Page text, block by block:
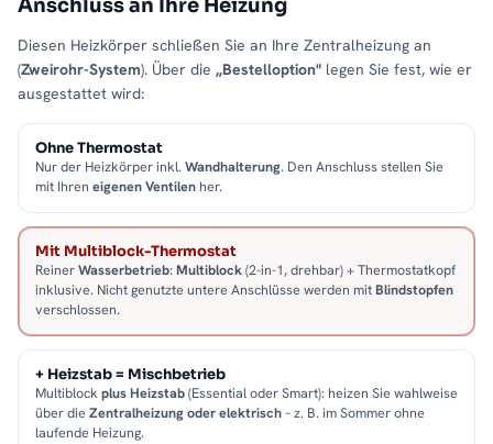
Anschluss an Ihre Heizung
Diesen Heizkörper schließen Sie an Ihre Zentralheizung an
(Zweirohr-System). Über die „Bestelloption" legen Sie fest, wie er
ausgestattet wird:
Ohne Thermostat
Nur der Heizkörper inkl. Wandhalterung. Den Anschluss stellen Sie
mit Ihren eigenen Ventilen her.
Mit Multiblock-Thermostat
ReinerWasserbetrieb: Multiblock(2-in-1, drehbar) + Thermostatkopf
inklusive. Nicht genutzte untere Anschlüsse werden mitBlindstopfen
verschlossen.
+ Heizstab = Mischbetrieb
Multiblock plus Heizstab(Essential oder Smart): heizen Sie wahlweise
über die Zentralheizung oder elektrisch– z. B. im Sommer ohne
laufende Heizung.